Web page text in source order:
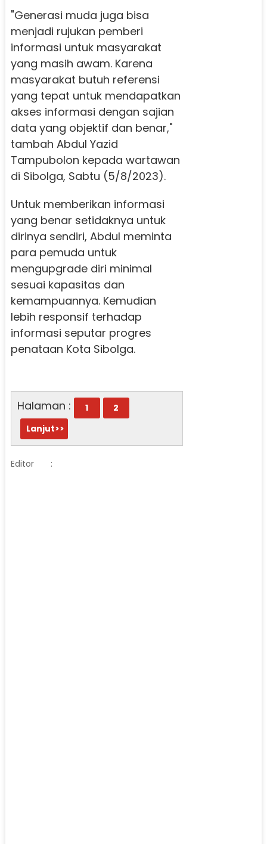
"Generasi muda juga bisa
menjadi rujukan pemberi
informasi untuk masyarakat
yang masih awam. Karena
masyarakat butuh referensi
yang tepat untuk mendapatkan
akses informasi dengan sajian
data yang objektif dan benar,"
tambah Abdul Yazid
Tampubolon kepada wartawan
di Sibolga, Sabtu (5/8/2023).
Untuk memberikan informasi
yang benar setidaknya untuk
dirinya sendiri, Abdul meminta
para pemuda untuk
mengupgrade diri minimal
sesuai kapasitas dan
kemampuannya. Kemudian
lebih responsif terhadap
informasi seputar progres
penataan Kota Sibolga.
Halaman : 1
2
Lanjut>>
Editor :